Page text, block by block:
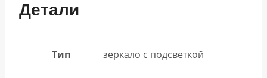
Детали
Тип зеркало с подсветкой